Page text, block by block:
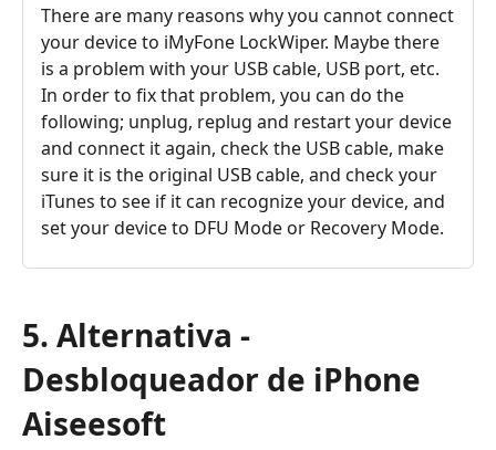
There are many reasons why you cannot connect
your device to iMyFone LockWiper. Maybe there
is a problem with your USB cable, USB port, etc.
In order to fix that problem, you can do the
following; unplug, replug and restart your device
and connect it again, check the USB cable, make
sure it is the original USB cable, and check your
iTunes to see if it can recognize your device, and
set your device to DFU Mode or Recovery Mode.
5. Alternativa -
Desbloqueador de iPhone
Aiseesoft